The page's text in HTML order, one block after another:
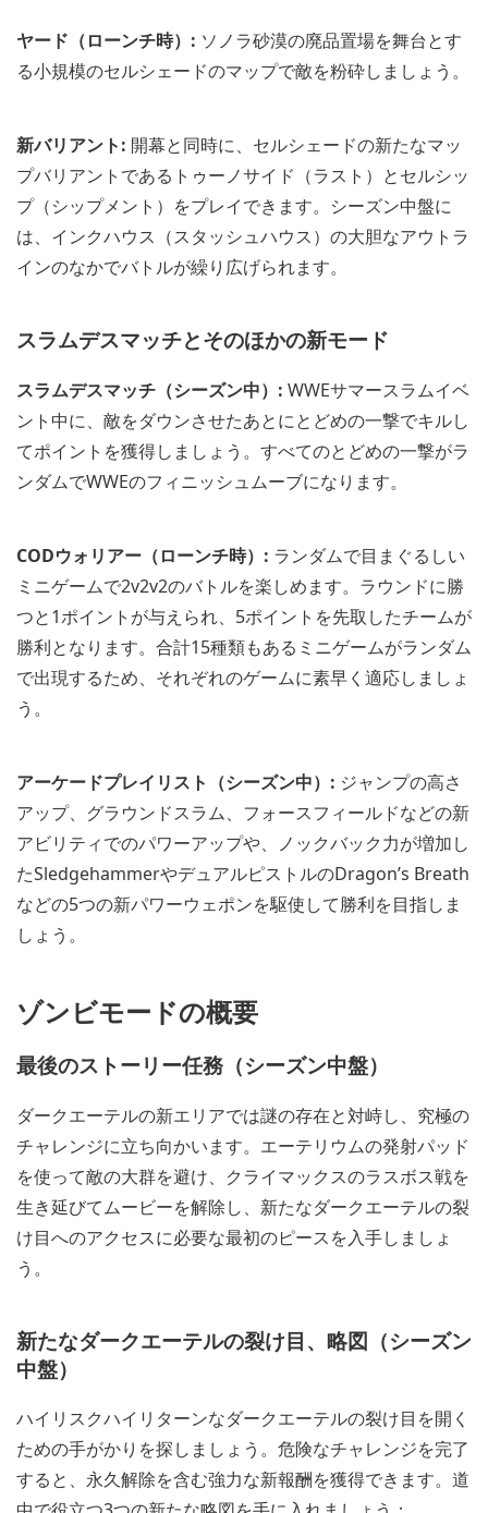
ヤード（ローンチ時）: ソノラ砂漠の廃品置場を舞台とす
る小規模のセルシェードのマップで敵を粉砕しましょう。
新バリアント: 開幕と同時に、セルシェードの新たなマッ
プバリアントであるトゥーノサイド（ラスト）とセルシッ
プ（シップメント）をプレイできます。シーズン中盤に
は、インクハウス（スタッシュハウス）の大胆なアウトラ
インのなかでバトルが繰り広げられます。
スラムデスマッチとそのほかの新モード
スラムデスマッチ（シーズン中）: WWEサマースラムイベ
ント中に、敵をダウンさせたあとにとどめの一撃でキルし
てポイントを獲得しましょう。すべてのとどめの一撃がラ
ンダムでWWEのフィニッシュムーブになります。
CODウォリアー（ローンチ時）: ランダムで目まぐるしい
ミニゲームで2v2v2のバトルを楽しめます。ラウンドに勝
つと1ポイントが与えられ、5ポイントを先取したチームが
勝利となります。合計15種類もあるミニゲームがランダム
で出現するため、それぞれのゲームに素早く適応しましょ
う。
アーケードプレイリスト（シーズン中）: ジャンプの高さ
アップ、グラウンドスラム、フォースフィールドなどの新
アビリティでのパワーアップや、ノックバック力が増加し
たSledgehammerやデュアルピストルのDragon’s Breath
などの5つの新パワーウェポンを駆使して勝利を目指しま
しょう。
ゾンビモードの概要
最後のストーリー任務（シーズン中盤）
ダークエーテルの新エリアでは謎の存在と対峙し、究極の
チャレンジに立ち向かいます。エーテリウムの発射パッド
を使って敵の大群を避け、クライマックスのラスボス戦を
生き延びてムービーを解除し、新たなダークエーテルの裂
け目へのアクセスに必要な最初のピースを入手しましょ
う。
新たなダークエーテルの裂け目、略図（シーズン
中盤）
ハイリスクハイリターンなダークエーテルの裂け目を開く
ための手がかりを探しましょう。危険なチャレンジを完了
すると、永久解除を含む強力な新報酬を獲得できます。道